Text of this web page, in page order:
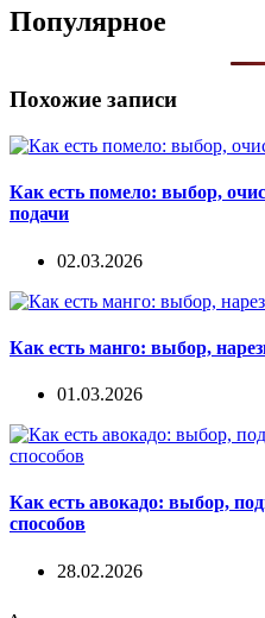
не
найдено
Популярное
Похожие записи
Как есть помело: выбор,
подачи
02.03.2026
Как есть манго: выбор,
01.03.2026
Как есть авокадо: выбор,
способов
28.02.2026